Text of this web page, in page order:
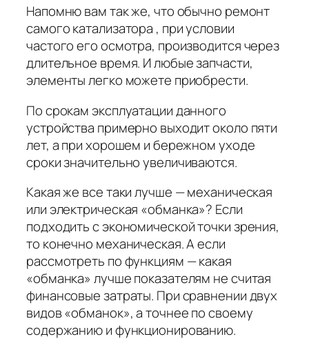
Напомню вам так же, что обычно ремонт
самого катализатора , при условии
частого его осмотра, производится через
длительное время. И любые запчасти,
элементы легко можете приобрести.
По срокам эксплуатации данного
устройства примерно выходит около пяти
лет, а при хорошем и бережном уходе
сроки значительно увеличиваются.
Какая же все таки лучше — механическая
или электрическая «обманка»? Если
подходить с экономической точки зрения,
то конечно механическая. А если
рассмотреть по функциям — какая
«обманка» лучше показателям не считая
финансовые затраты. При сравнении двух
видов «обманок», а точнее по своему
содержанию и функционированию.